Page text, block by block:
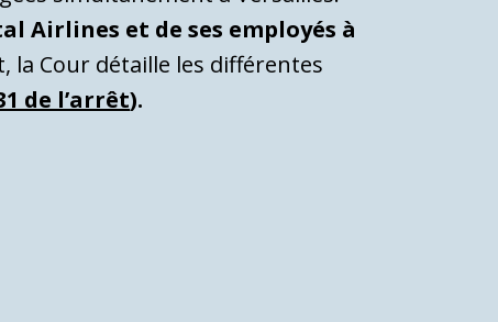
Airlines et de ses employés à
la Cour détaille les différentes
de l’arrêt).